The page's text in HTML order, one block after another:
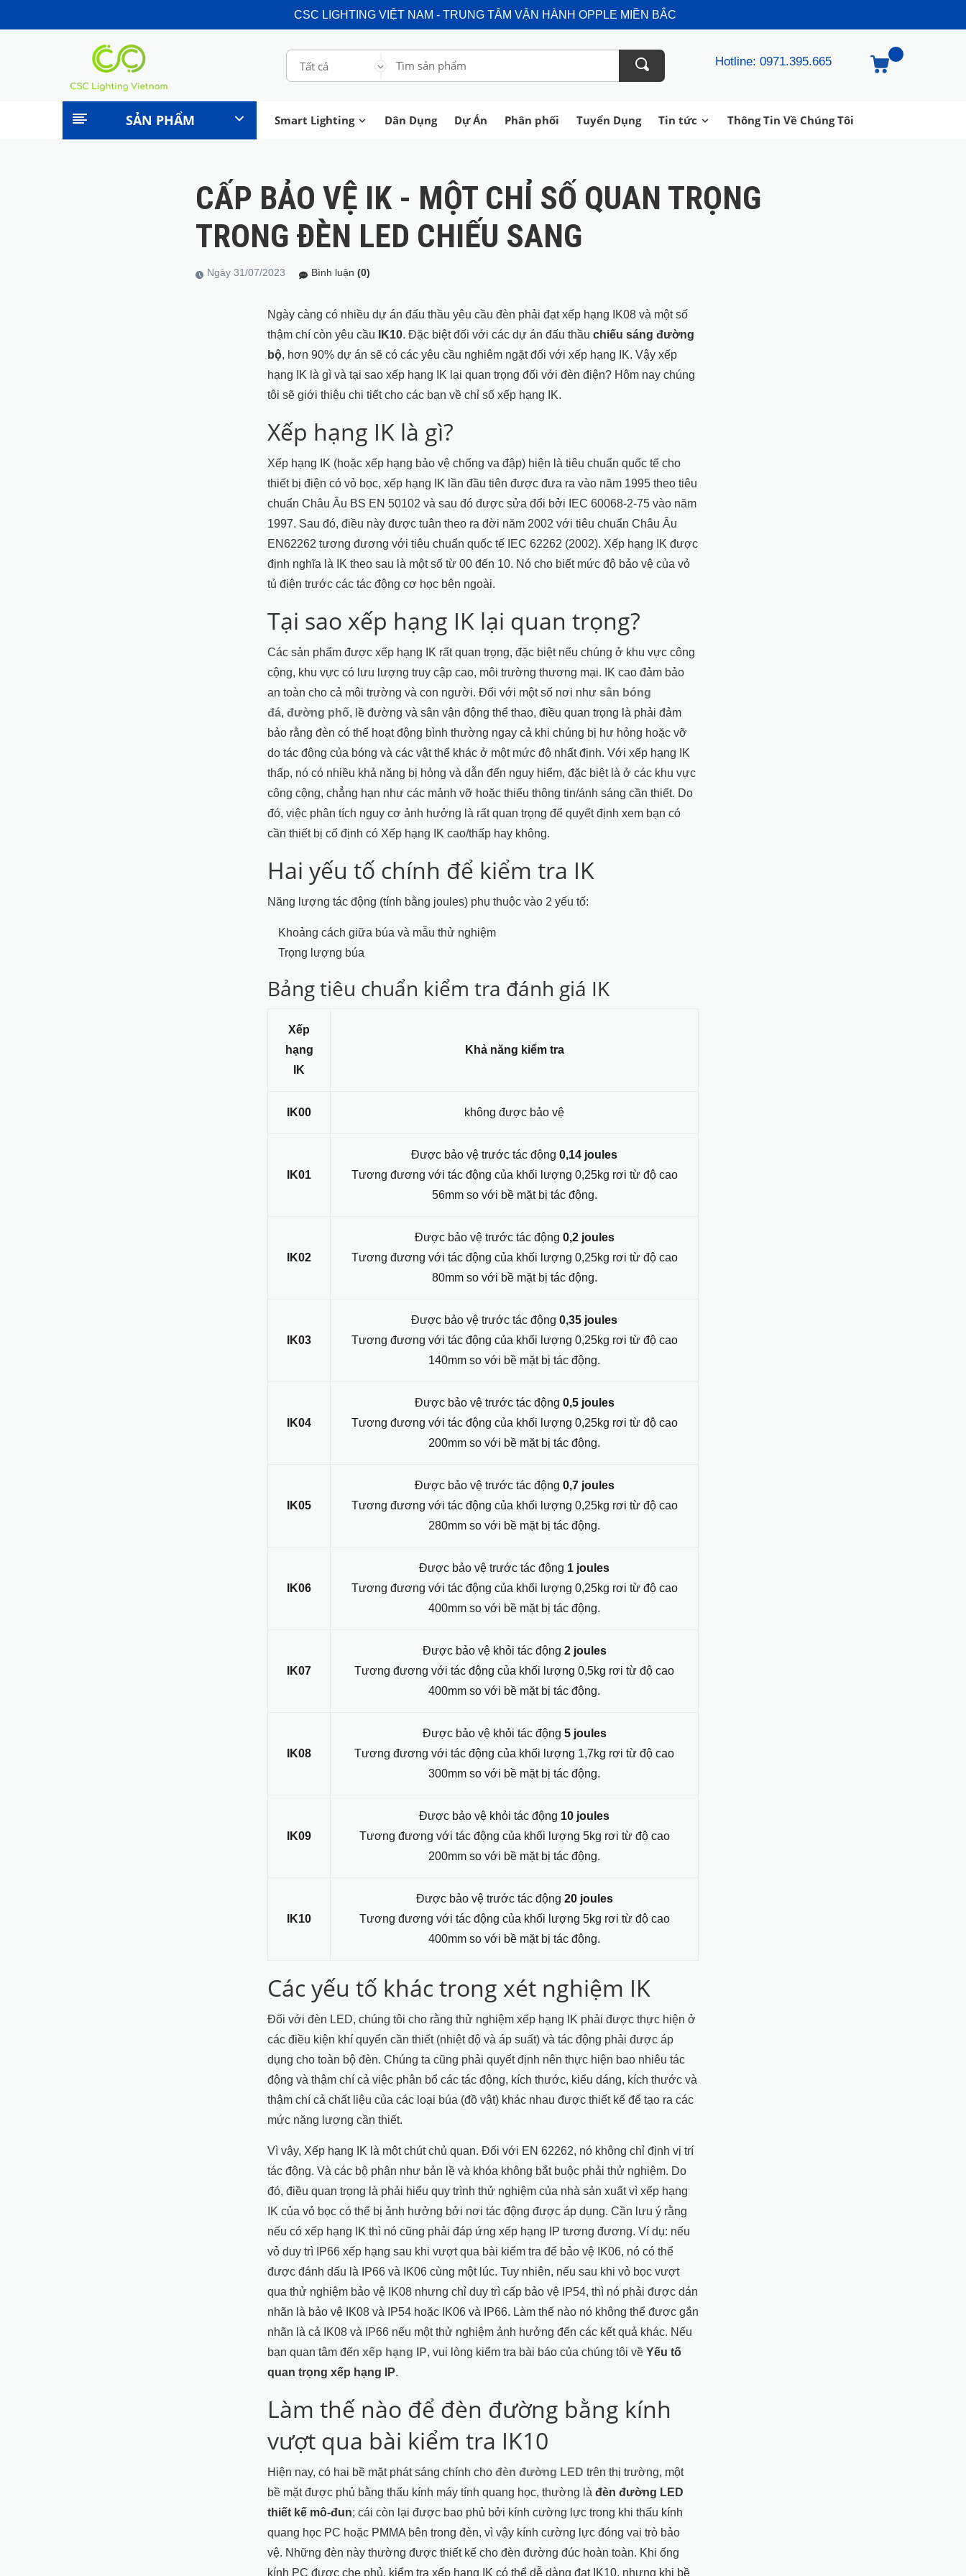
CSC LIGHTING VIỆT NAM - TRUNG TÂM VẬN HÀNH OPPLE MIỀN BẮC
Hotline: 0971.395.665
Tất cả
SẢN PHẨM Smart Lighting Dân Dụng Dự Án Phân phối Tuyển Dụng Tin tức Thông Tin Về Chúng Tôi
CẤP BẢO VỆ IK - MỘT CHỈ SỐ QUAN TRỌNG
TRONG ĐÈN LED CHIẾU SANG
Ngày 31/07/2023 Bình luận (0)
Ngày càng có nhiều dự án đấu thầu yêu cầu đèn phải đạt xếp hạng IK08 và một số
thậm chí còn yêu cầu
IK10. Đặc biệt đối với các dự án đấu thầu chiếu sáng đường
bộ, hơn 90% dự án sẽ có các yêu cầu nghiêm ngặt đối với xếp hạng IK. Vậy xếp
hạng IK là gì và tại sao xếp hạng IK lại quan trọng đối với đèn điện? Hôm nay chúng
tôi sẽ giới thiệu chi tiết cho các bạn về chỉ số xếp hạng IK.
Xếp hạng IK là gì?
Xếp hạng IK (hoặc xếp hạng bảo vệ chống va đập) hiện là tiêu chuẩn quốc tế cho
thiết bị điện có vỏ bọc, xếp hạng IK lần đầu tiên được đưa ra vào năm 1995 theo tiêu
chuẩn Châu Âu BS EN 50102 và sau đó được sửa đổi bởi IEC 60068-2-75 vào năm
1997. Sau đó, điều này được tuân theo ra đời năm 2002 với tiêu chuẩn Châu Âu
EN62262 tương đương với tiêu chuẩn quốc tế IEC 62262 (2002). Xếp hạng IK được
định nghĩa là IK theo sau là một số từ 00 đến 10. Nó cho biết mức độ bảo vệ của vỏ
tủ điện trước các tác động cơ học bên ngoài.
Tại sao xếp hạng IK lại quan trọng?
Các sản phẩm được xếp hạng IK rất quan trọng, đặc biệt nếu chúng ở khu vực công
cộng, khu vực có lưu lượng truy cập cao, môi trường thương mại. IK cao đảm bảo
an toàn cho cả môi trường và con người. Đối với một số nơi như sân bóng
đá, đường phố, lề đường và sân vận động thể thao, điều quan trọng là phải đảm
bảo rằng đèn có thể hoạt động bình thường ngay cả khi chúng bị hư hỏng hoặc vỡ
do tác động của bóng và các vật thể khác ở một mức độ nhất định. Với xếp hạng IK
thấp, nó có nhiều khả năng bị hỏng và dẫn đến nguy hiểm, đặc biệt là ở các khu vực
công cộng, chẳng hạn như các mảnh vỡ hoặc thiếu thông tin/ánh sáng cần thiết. Do
đó, việc phân tích nguy cơ ảnh hưởng là rất quan trọng để quyết định xem bạn có
cần thiết bị cố định có Xếp hạng IK cao/thấp hay không.
Hai yếu tố chính để kiểm tra IK
Năng lượng tác động (tính bằng joules) phụ thuộc vào 2 yếu tố:
Khoảng cách giữa búa và mẫu thử nghiệm
Trọng lượng búa
Bảng tiêu chuẩn kiểm tra đánh giá IK
Xếp
hạng
IK
Khả năng kiểm tra
IK00 không được bảo vệ
IK01
Được bảo vệ trước tác động 0,14 joules
Tương đương với tác động của khối lượng 0,25kg rơi từ độ cao
56mm so với bề mặt bị tác động.
IK02
Được bảo vệ trước tác động 0,2 joules
Tương đương với tác động của khối lượng 0,25kg rơi từ độ cao
80mm so với bề mặt bị tác động.
IK03
Được bảo vệ trước tác động 0,35 joules
Tương đương với tác động của khối lượng 0,25kg rơi từ độ cao
140mm so với bề mặt bị tác động.
IK04
Được bảo vệ trước tác động 0,5 joules
Tương đương với tác động của khối lượng 0,25kg rơi từ độ cao
200mm so với bề mặt bị tác động.
IK05
Được bảo vệ trước tác động 0,7 joules
Tương đương với tác động của khối lượng 0,25kg rơi từ độ cao
280mm so với bề mặt bị tác động.
IK06
Được bảo vệ trước tác động 1 joules
Tương đương với tác động của khối lượng 0,25kg rơi từ độ cao
400mm so với bề mặt bị tác động.
IK07
Được bảo vệ khỏi tác động 2 joules
Tương đương với tác động của khối lượng 0,5kg rơi từ độ cao
400mm so với bề mặt bị tác động.
IK08
Được bảo vệ khỏi tác động 5 joules
Tương đương với tác động của khối lượng 1,7kg rơi từ độ cao
300mm so với bề mặt bị tác động.
IK09
Được bảo vệ khỏi tác động 10 joules
Tương đương với tác động của khối lượng 5kg rơi từ độ cao
200mm so với bề mặt bị tác động.
IK10
Được bảo vệ trước tác động 20 joules
Tương đương với tác động của khối lượng 5kg rơi từ độ cao
400mm so với bề mặt bị tác động.
Các yếu tố khác trong xét nghiệm IK
Đối với đèn LED, chúng tôi cho rằng thử nghiệm xếp hạng IK phải được thực hiện ở
các điều kiện khí quyển cần thiết (nhiệt độ và áp suất) và tác động phải được áp
dụng cho toàn bộ đèn. Chúng ta cũng phải quyết định nên thực hiện bao nhiêu tác
động và thậm chí cả việc phân bổ các tác động, kích thước, kiểu dáng, kích thước và
thậm chí cả chất liệu của các loại búa (đồ vật) khác nhau được thiết kế để tạo ra các
mức năng lượng cần thiết.
Vì vậy, Xếp hạng IK là một chút chủ quan. Đối với EN 62262, nó không chỉ định vị trí
tác động. Và các bộ phận như bản lề và khóa không bắt buộc phải thử nghiệm. Do
đó, điều quan trọng là phải hiểu quy trình thử nghiệm của nhà sản xuất vì xếp hạng
IK của vỏ bọc có thể bị ảnh hưởng bởi nơi tác động được áp dụng. Cần lưu ý rằng
nếu có xếp hạng IK thì nó cũng phải đáp ứng xếp hạng IP tương đương. Ví dụ: nếu
vỏ duy trì IP66 xếp hạng sau khi vượt qua bài kiểm tra để bảo vệ IK06, nó có thể
được đánh dấu là IP66 và IK06 cùng một lúc. Tuy nhiên, nếu sau khi vỏ bọc vượt
qua thử nghiệm bảo vệ IK08 nhưng chỉ duy trì cấp bảo vệ IP54, thì nó phải được dán
nhãn là bảo vệ IK08 và IP54 hoặc IK06 và IP66. Làm thế nào nó không thể được gắn
nhãn là cả IK08 và IP66 nếu một thử nghiệm ảnh hưởng đến các kết quả khác. Nếu
bạn quan tâm đến xếp hạng IP, vui lòng kiểm tra bài báo của chúng tôi về Yếu tố
quan trọng xếp hạng IP.
Làm thế nào để đèn đường bằng kính
vượt qua bài kiểm tra IK10
Hiện nay, có hai bề mặt phát sáng chính cho đèn đường LED trên thị trường, một
bề mặt được phủ bằng thấu kính máy tính quang học, thường là đèn đường LED
thiết kế mô-đun; cái còn lại được bao phủ bởi kính cường lực trong khi thấu kính
quang học PC hoặc PMMA bên trong đèn, vì vậy kính cường lực đóng vai trò bảo
vệ. Những đèn này thường được thiết kế cho đèn đường đúc hoàn toàn. Khi ống
kính PC được che phủ, kiểm tra xếp hạng IK có thể dễ dàng đạt IK10, nhưng khi bề